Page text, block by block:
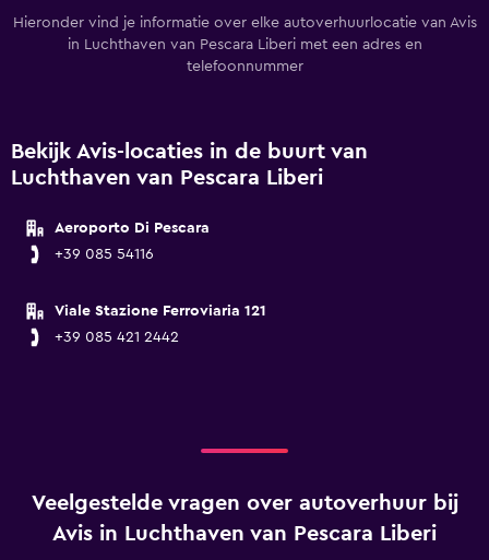
Hieronder vind je informatie over elke autoverhuurlocatie van Avis
in Luchthaven van Pescara Liberi met een adres en
telefoonnummer
Bekijk Avis-locaties in de buurt van
Luchthaven van Pescara Liberi
Aeroporto Di Pescara
+39 085 54116
Viale Stazione Ferroviaria 121
+39 085 421 2442
Veelgestelde vragen over autoverhuur bij
Avis in Luchthaven van Pescara Liberi